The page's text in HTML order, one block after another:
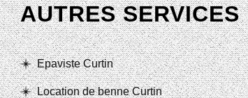
AUTRES SERVICES
Epaviste Curtin
Location de benne Curtin